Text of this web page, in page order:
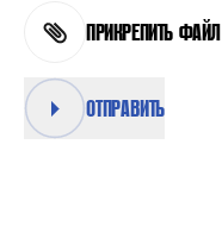
ПРИКРЕПИТЬ ФАЙЛ
ОТПРАВИТЬ